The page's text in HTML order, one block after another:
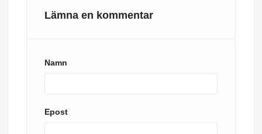
Lämna en kommentar
Namn
Epost